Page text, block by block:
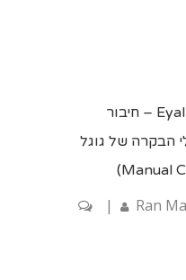
Eyal Emanuel – חיבור
הבקרה של גוגל
Ran
|